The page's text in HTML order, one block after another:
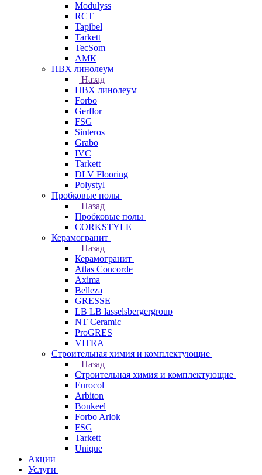
Modulyss
RCT
Tapibel
Tarkett
TecSom
АМК
ПВХ линолеум
Назад
ПВХ линолеум
Forbo
Gerflor
FSG
Sinteros
Grabo
IVC
Tarkett
DLV Flooring
Polystyl
Пробковые полы
Назад
Пробковые полы
CORKSTYLE
Керамогранит
Назад
Керамогранит
Atlas Concorde
Axima
Belleza
GRESSE
LB LB lasselsbergergroup
NT Ceramic
ProGRES
VITRA
Строительная химия и комплектующие
Назад
Строительная химия и комплектующие
Eurocol
Arbiton
Bonkeel
Forbo Arlok
FSG
Tarkett
Unique
Акции
Услуги